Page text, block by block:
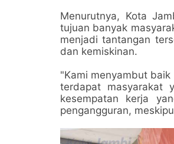
Menurutnya, Kota
tujuan banyak
menjadi tantangan
dan kemiskinan.
"Kami menyambut
terdapat masyarakat
kesempatan kerja
pengangguran,